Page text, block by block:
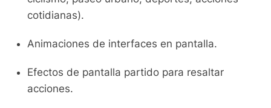
cotidianas).
Animaciones de interfaces en pantalla.
Efectos de pantalla partido para resaltar
acciones.